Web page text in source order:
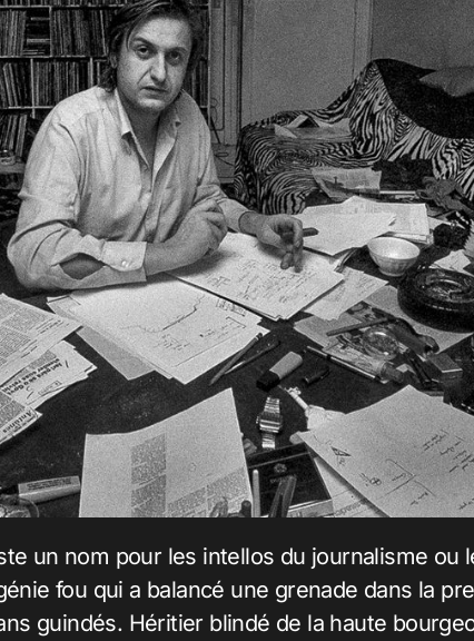
fou qui a balancé une grenade dans la
guindés. Héritier blindé de la haute